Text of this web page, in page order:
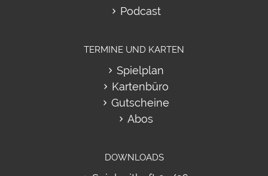
Podcast
TERMINE UND KARTEN
Spielplan
Kartenbüro
Gutscheine
Abos
DOWNLOADS